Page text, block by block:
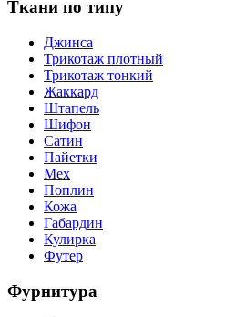
Ткани по типу
Джинса
Трикотаж плотный
Трикотаж тонкий
Жаккард
Штапель
Шифон
Сатин
Пайетки
Мех
Поплин
Кожа
Габардин
Кулирка
Футер
Фурнитура